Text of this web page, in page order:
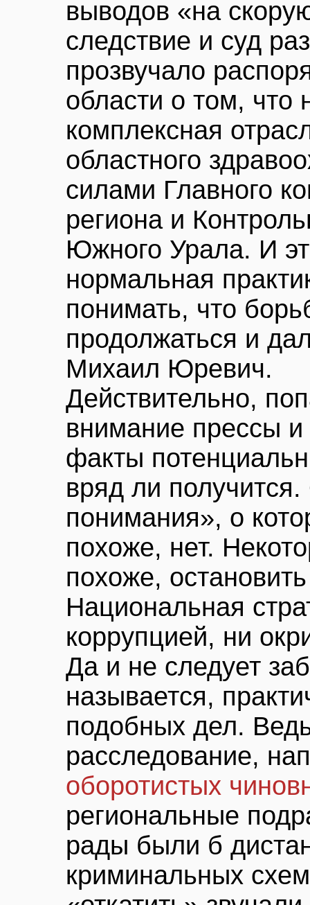
выводов «на
следствие и суд
прозвучало
области о том, что
комплексная
областного
силами Главного
региона и
Южного Урала. И
нормальная
понимать, что
продолжаться и
Михаил Юревич.
Действительно,
внимание прессы
факты
вряд ли
понимания», о
похоже, нет.
похоже,
Национальная
коррупцией, ни
Да и не следует
называется,
подобных дел.
расследование,
оборотистых
региональные
рады были б
криминальных